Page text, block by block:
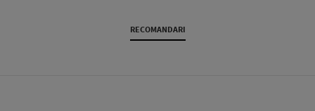
RECOMANDARI